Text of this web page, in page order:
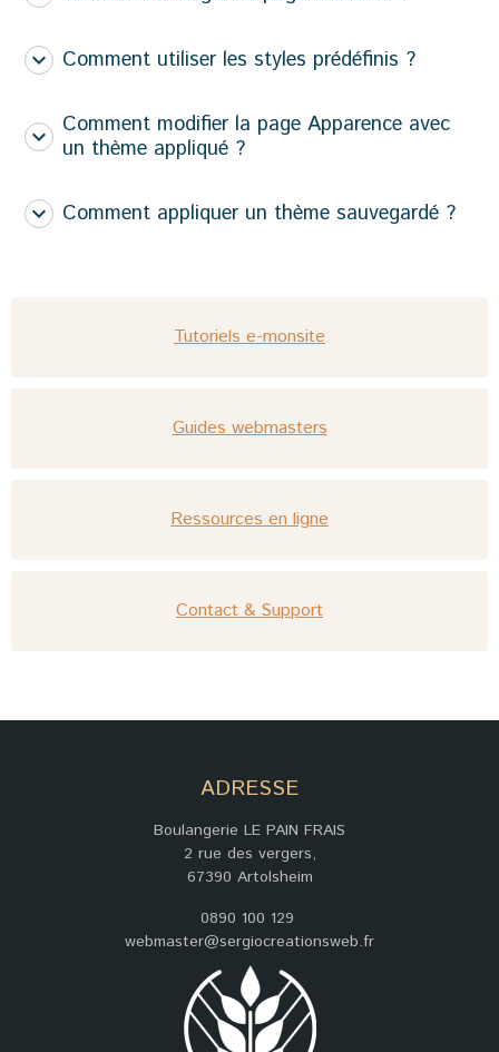
Comment utiliser les styles prédéfinis ?
Comment modifier la page Apparence avec
un thème appliqué ?
Comment appliquer un thème sauvegardé ?
Tutoriels e-monsite
Guides webmasters
Ressources en ligne
Contact & Support
ADRESSE
Boulangerie LE PAIN FRAIS
2 rue des vergers,
67390 Artolsheim
0890 100 129
webmaster@sergiocreationsweb.fr